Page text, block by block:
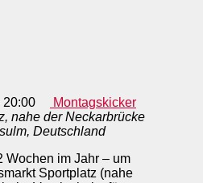
20:00
Montagskicker
nahe der Neckarbrücke
Deutschland
Wochen im Jahr – um
Sportplatz (nahe